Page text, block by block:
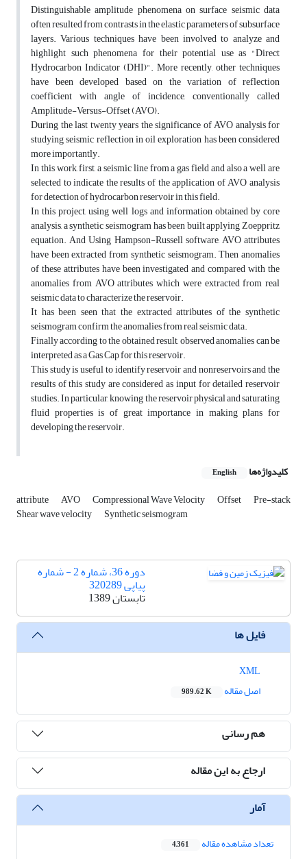
Distinguishable amplitude phenomena on surface seismic data
often resulted from contrasts in the elastic parameters of subsurface
layers. Various techniques have been involved to analyze and
highlight such phenomena for their potential use as "Direct
Hydrocarbon Indicator (DHI)". More recently, other techniques
have been developed based on the variation of reflection
coefficient with angle of incidence, conventionally called
Amplitude-Versus-Offset (AVO).
During the last twenty years the significance of AVO analysis for
studying seismic reflection in oil exploration has been considered
more importantly.
In this work, first, a seismic line from a gas field and also a well are
selected to indicate the results of the application of AVO analysis
for detection of hydrocarbon reservoir in this field.
In this project, using well logs and information obtained by core
analysis, a synthetic seismogram has been built applying Zoeppritz
equation. And Using Hampson-Russell software, AVO attributes
have been extracted from synthetic seismogram. Then anomalies
of these attributes have been investigated and compared with the
anomalies from AVO attributes which were extracted from real
seismic data to characterize the reservoir.
It has been seen that the extracted attributes of the synthetic
seismogram confirm the anomalies from real seismic data.
Finally according to the obtained result, observed anomalies can be
interpreted as a Gas Cap for this reservoir.
This study is useful to identify reservoir and nonreservoirs and the
results of this study are considered as input for detailed reservoir
studies. In particular, knowing the reservoir physical and saturating
fluid properties is of great importance in making plans for
developing the reservoir.
کلیدواژه‌ها English
attribute AVO Compressional Wave Velocity Offset Pre-stack
Shear wave velocity Synthetic seismogram
دوره 36، شماره 2 - شماره
پیاپی 320289
تابستان 1389
فایل ها
اصل مقاله
989.62 K
هم رسانی
ارجاع به این مقاله
آمار
تعداد مشاهده مقاله 4,361